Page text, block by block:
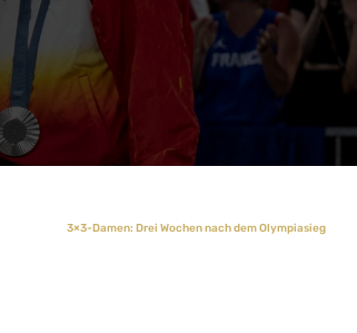
3×3-Damen: Drei Wochen nach dem Olympiasieg